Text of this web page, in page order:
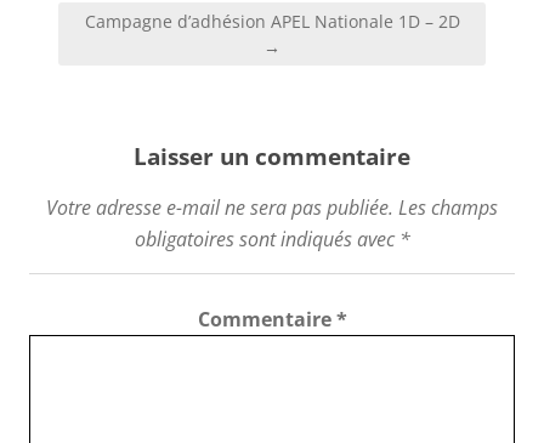
Campagne d’adhésion APEL Nationale 1D – 2D
→
Laisser un commentaire
Votre adresse e-mail ne sera pas publiée. Les champs
obligatoires sont indiqués avec *
Commentaire*